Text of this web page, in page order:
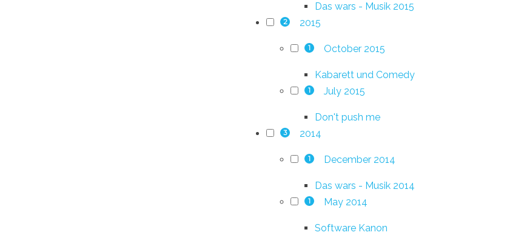
Das wars - Musik 2015
2 2015
1 October 2015
Kabarett und Comedy
1 July 2015
Don't push me
3 2014
1 December 2014
Das wars - Musik 2014
1 May 2014
Software Kanon